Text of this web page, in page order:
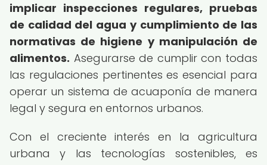
implicar inspecciones regulares, pruebas
de calidad del agua y cumplimiento de las
normativas de higiene y manipulación de
alimentos. Asegurarse de cumplir con todas
las regulaciones pertinentes es esencial para
operar un sistema de acuaponía de manera
legal y segura en entornos urbanos.
Con el creciente interés en la agricultura
urbana y las tecnologías sostenibles, es